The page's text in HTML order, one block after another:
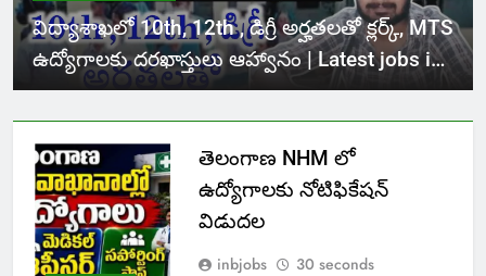
విద్యాశాఖలో 10th, 12th , డిగ్రీ అర్హతలతో క్లర్క్, MTS
ఉద్యోగాలకు దరఖాస్తులు ఆహ్వానం | Latest jobs in
Telugu
తెలంగాణ NHM లో
ఉద్యోగాలకు నోటిఫికేషన్
విడుదల
inbjobs
30 seconds